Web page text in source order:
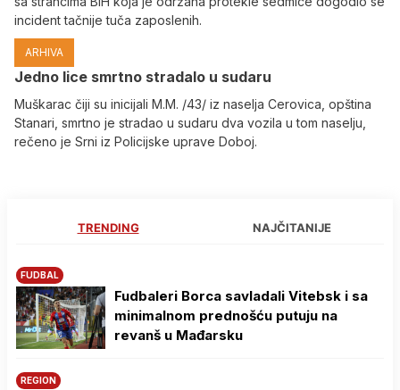
incident tačnije tuča zaposlenih.
ARHIVA
Јedno lice smrtno stradalo u sudaru
Muškarac čiji su inicijali M.M. /43/ iz naselja Cerovica, opština
Stanari, smrtno je stradao u sudaru dva vozila u tom naselju,
rečeno je Srni iz Policijske uprave Doboj.
TRENDING NAJČITANIJE
FUDBAL
Fudbaleri Borca savladali Vitebsk i sa
minimalnom prednošću putuju na
revanš u Mađarsku
REGION